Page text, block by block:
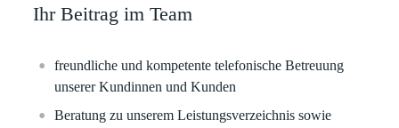
Ihr Beitrag im Team
freundliche und kompetentetelefonische Betreuung
unserer Kundinnen und Kunden
Beratung zu unserem Leistungsverzeichnissowie